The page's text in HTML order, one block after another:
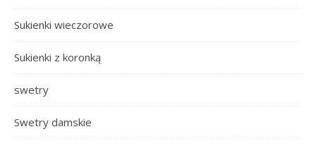
Sukienki wieczorowe
Sukienki z koronką
swetry
Swetry damskie